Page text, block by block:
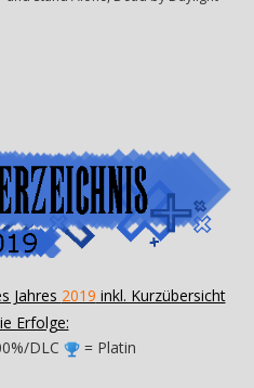
Jahres 2019 inkl. Kurzübersicht
Erfolge:
DLC = Platin